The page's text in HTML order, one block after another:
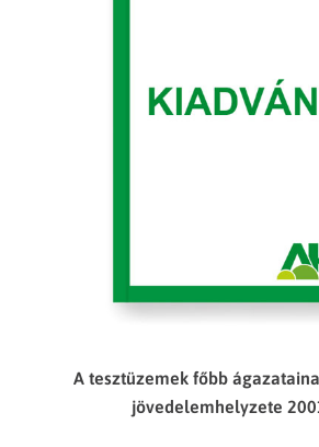
A tesztüzemek főbb
jövedelemhelyzete